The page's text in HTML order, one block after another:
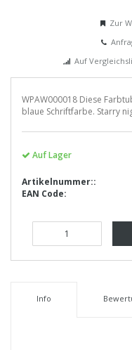
Zur
Auf
WPAW000018 Diese
blaue Schriftfarbe. Starry
Auf Lager
Artikelnummer::
EAN Code:
Info